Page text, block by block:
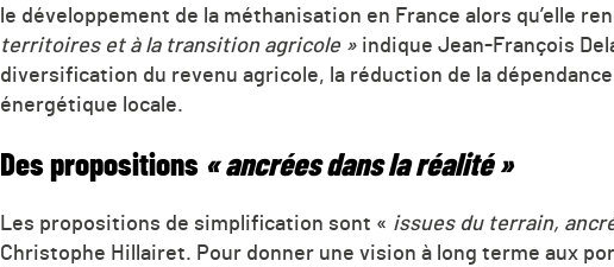
le développement de la méthanisation en France alors qu’elle
territoires et à la transition agricole » indique Jean-François
diversification du revenu agricole, la réduction de la
énergétique locale.
Des propositions « ancrées dans la réalité »
Les propositions de simplification sont « issues du terrain,
Christophe Hillairet. Pour donner une vision à long terme aux